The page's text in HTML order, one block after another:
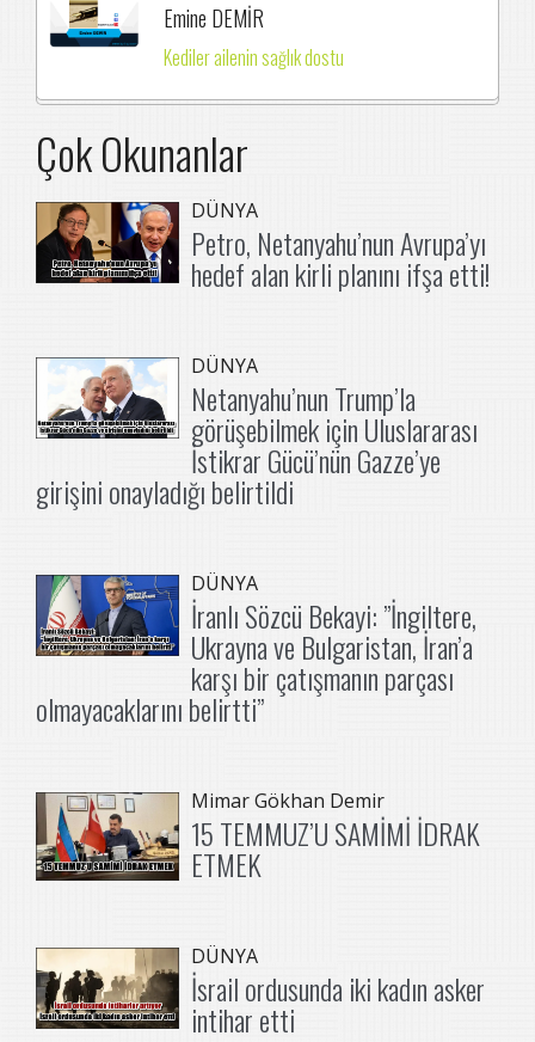
Emine DEMİR
Kediler ailenin sağlık dostu
Çok Okunanlar
DÜNYA
Petro, Netanyahu’nun Avrupa’yı
hedef alan kirli planını ifşa etti!
DÜNYA
Netanyahu’nun Trump’la
görüşebilmek için Uluslararası
İstikrar Gücü’nün Gazze’ye
girişini onayladığı belirtildi
DÜNYA
İranlı Sözcü Bekayi: ”İngiltere,
Ukrayna ve Bulgaristan, İran’a
karşı bir çatışmanın parçası
olmayacaklarını belirtti”
Mimar Gökhan Demir
15 TEMMUZ’U SAMİMİ İDRAK
ETMEK
DÜNYA
İsrail ordusunda iki kadın asker
intihar etti